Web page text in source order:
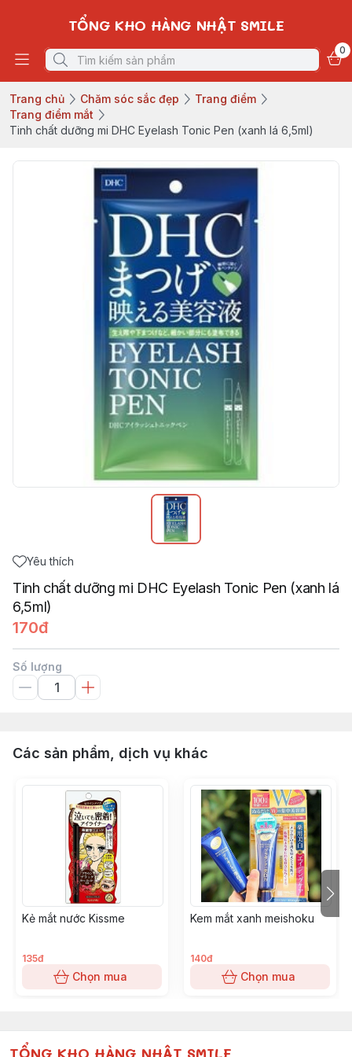
TỔNG KHO HÀNG NHẬT SMILE
0
Trang chủ Chăm sóc sắc đẹp
Trang điểm
Trang điểm mắt
Tinh chất dưỡng mi DHC Eyelash Tonic Pen (xanh lá 6,5ml)
Yêu thích
Tinh chất dưỡng mi DHC Eyelash Tonic Pen (xanh lá
6,5ml)
170đ
Số lượng
Các sản phẩm, dịch vụ khác
Kẻ mắt nước Kissme
135đ
Chọn mua
Kem mắt xanh meishoku
140đ
Chọn mua
TỔNG KHO HÀNG NHẬT SMILE